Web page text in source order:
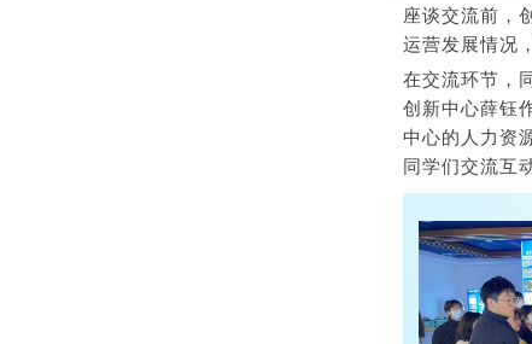
座谈交流前，
运营发展情况
在交流环节，
创新中心薛钰
中心的人力资
同学们交流互